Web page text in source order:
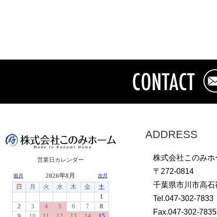
営業日カレンダー
ADDRESS
株式会社このみホ
〒272-0814
千葉県市川市高石
Tel.047-302-7833
Fax.047-302-7835